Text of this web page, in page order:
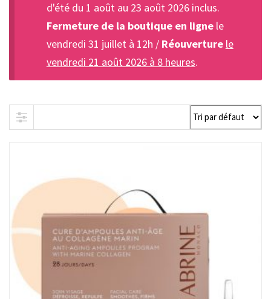
d'été du 1 août au 23 août 2026 inclus.
Fermeture de la boutique en lignele
vendredi 31 juillet à 12h / Réouverture le
vendredi 21 août 2026 à 8 heures.